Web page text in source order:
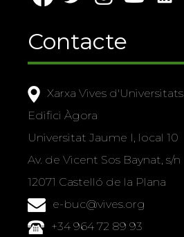
Contacte
Xarxa Vives d'Universitats
Edifici Àgora
Universitat Jaume I, local 10
Av. de Vicent Sos Baynat, s/n
12071 Castelló de la Plana
e-buc@vives.org
+34 964 72 89 93